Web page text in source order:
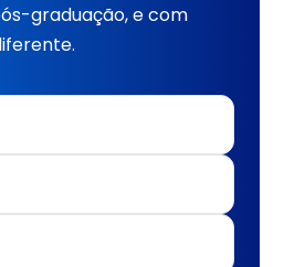
graduação, e com